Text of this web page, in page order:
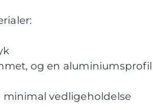
og en aluminiumsprofil
minimal vedligeholdelse